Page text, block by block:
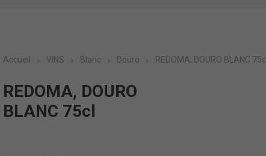
Accueil VINS Blanc Douro REDOMA, DOURO BLANC 75cl
REDOMA, DOURO
BLANC 75cl